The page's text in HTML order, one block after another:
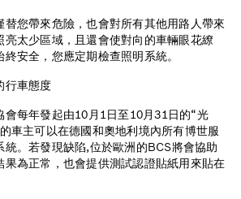
替您帶來危險，也會對所有其他用路人帶來
亮太少區域，且還會使對向的車輛眼花繚
安全，您應定期檢查照明系統。
行車態度
會每年發起由10月1日至10月31日的“光
車主可以在德國和奧地利境內所有博世服
統。若發現缺陷,位於歐洲的BCS將會協助
果為正常，也會提供測試認證貼紙用來貼在